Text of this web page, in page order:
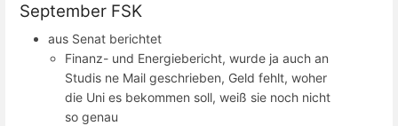
September FSK
aus Senat berichtet
Finanz- und Energiebericht, wurde ja auch an
Studis ne Mail geschrieben, Geld fehlt, woher
die Uni es bekommen soll, weiß sie noch nicht
so genau